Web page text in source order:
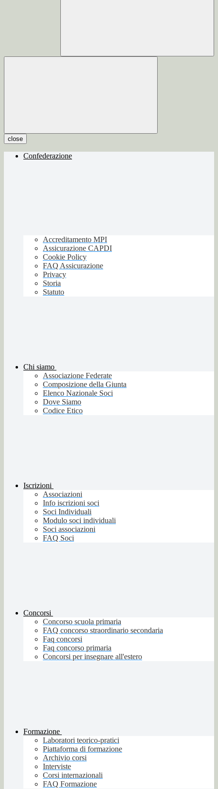
close
Confederazione
Accreditamento MPI
Assicurazione CAPDI
Cookie Policy
FAQ Assicurazione
Privacy
Storia
Statuto
Chi siamo
Associazione Federate
Composizione della Giunta
Elenco Nazionale Soci
Dove Siamo
Codice Etico
Iscrizioni
Associazioni
Info iscrizioni soci
Soci Individuali
Modulo soci individuali
Soci associazioni
FAQ Soci
Concorsi
Concorso scuola primaria
FAQ concorso straordinario secondaria
Faq concorsi
Faq concorso primaria
Concorsi per insegnare all'estero
Formazione
Laboratori teorico-pratici
Piattaforma di formazione
Archivio corsi
Interviste
Corsi internazionali
FAQ Formazione